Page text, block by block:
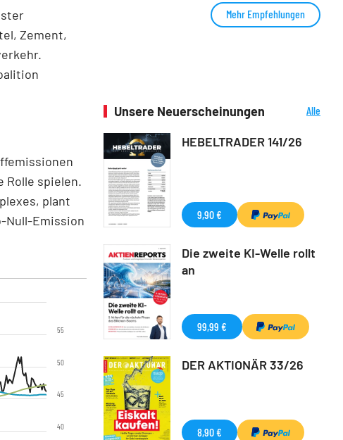
Zement,
Rolle spielen.
plant
Null-Emission
40
45
50
55
Mehr Empfehlungen
Unsere Neuerscheinungen
Alle
HEBELTRADER 141/26
9,90 €
Die zweite KI-Welle rollt
an
99,99 €
DER AKTIONÄR 33/26
8,90 €